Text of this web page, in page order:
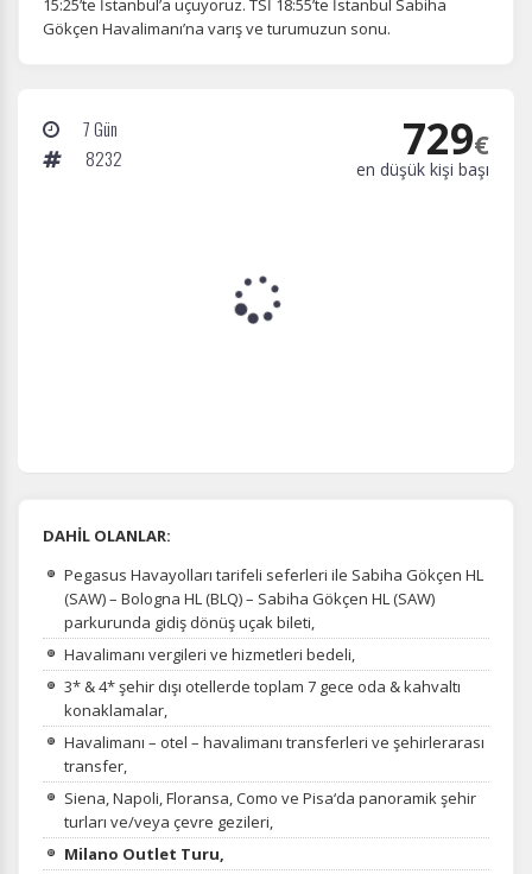
15:25’te İstanbul’a uçuyoruz. TSİ 18:55’te İstanbul Sabiha
Gökçen Havalimanı’na varış ve turumuzun sonu.
7 Gün
8232
729€
en düşük kişi başı
DAHİL OLANLAR:
Pegasus Havayolları tarifeli seferleri ile Sabiha Gökçen HL
(SAW) – Bologna HL (BLQ) – Sabiha Gökçen HL (SAW)
parkurunda gidiş dönüş uçak bileti,
Havalimanı vergileri ve hizmetleri bedeli,
3* & 4* şehir dışı otellerde toplam 7 gece oda & kahvaltı
konaklamalar,
Havalimanı – otel – havalimanı transferleri ve şehirlerarası
transfer,
Siena, Napoli, Floransa, Como ve Pisa‘da panoramik şehir
turları ve/veya çevre gezileri,
Milano Outlet Turu,